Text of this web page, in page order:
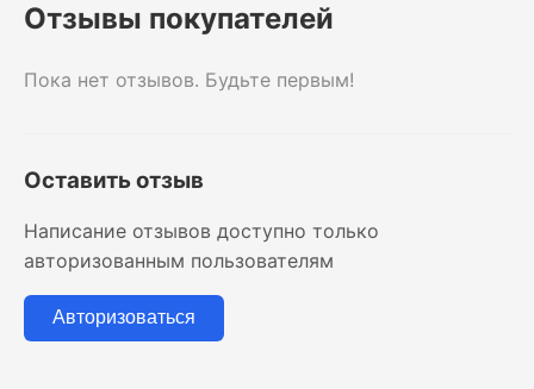
Отзывы покупателей
Пока нет отзывов. Будьте первым!
Оставить отзыв
Написание отзывов доступно только
авторизованным пользователям
Авторизоваться